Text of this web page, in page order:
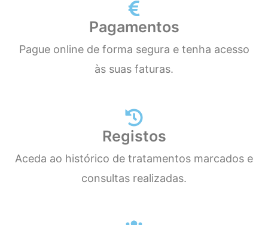
Pagamentos
Pague online de forma segura e tenha acesso
às suas faturas.
Registos
Aceda ao histórico de tratamentos marcados e
consultas realizadas.